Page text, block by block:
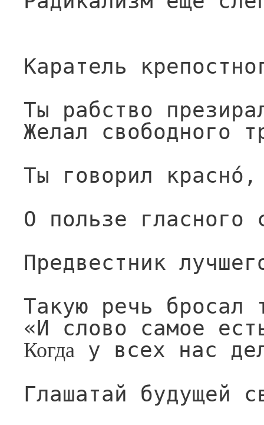
Каратель
Ты рабство
Желал свободного
Ты говорил
О пользе гласного
Предвестник
Такую речь бросал
«И слово самое
Когда у всех нас
Глашатай будущей